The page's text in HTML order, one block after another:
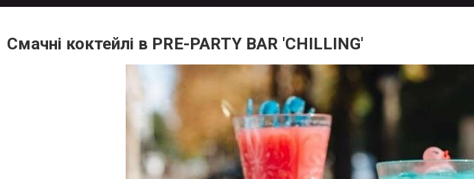
Смачні коктейлі в PRE-PARTY BAR 'CHILLING'